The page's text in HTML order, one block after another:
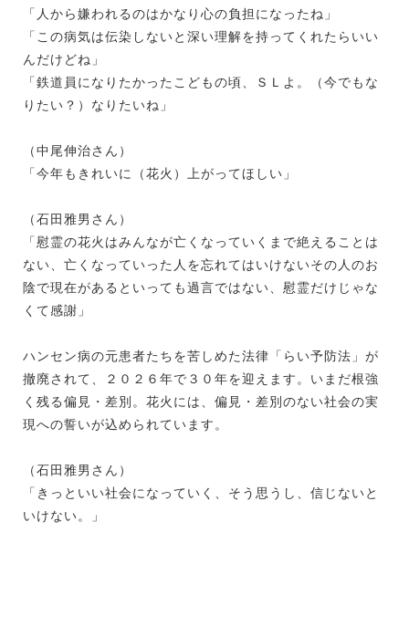
「人から嫌われるのはかなり心の負担になったね」
「この病気は伝染しないと深い理解を持ってくれたらいい
んだけどね」
「鉄道員になりたかったこどもの頃、ＳＬよ。（今でもな
りたい？）なりたいね」
（中尾伸治さん）
「今年もきれいに（花火）上がってほしい」
（石田雅男さん）
「慰霊の花火はみんなが亡くなっていくまで絶えることは
ない、亡くなっていった人を忘れてはいけないその人のお
陰で現在があるといっても過言ではない、慰霊だけじゃな
くて感謝」
ハンセン病の元患者たちを苦しめた法律「らい予防法」が
撤廃されて、２０２６年で３０年を迎えます。いまだ根強
く残る偏見・差別。花火には、偏見・差別のない社会の実
現への誓いが込められています。
（石田雅男さん）
「きっといい社会になっていく、そう思うし、信じないと
いけない。」